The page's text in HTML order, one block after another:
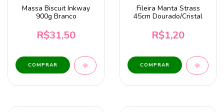
Massa Biscuit Inkway
900g Branco
R$31,50
Fileira Manta Strass
45cm Dourado/Cristal
R$1,20